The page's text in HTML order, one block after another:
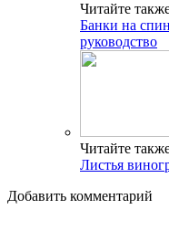
Читайте
Банки на
руководство
Читайте
Листья
Добавить комментарий